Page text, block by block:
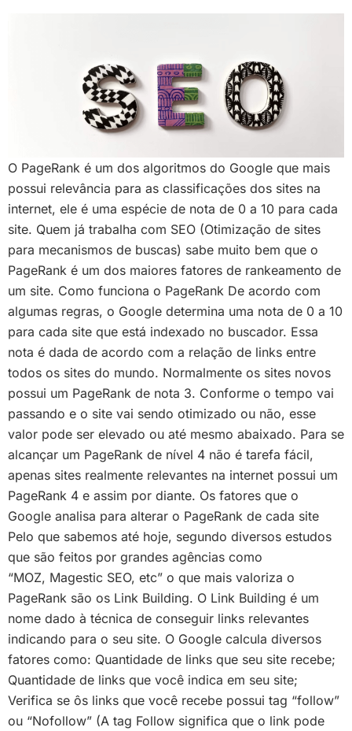
O PageRank é um dos algoritmos do Google que mais
possui relevância para as classificações dos sites na
internet, ele é uma espécie de nota de 0 a 10 para cada
site. Quem já trabalha com SEO (Otimização de sites
para mecanismos de buscas) sabe muito bem que o
PageRank é um dos maiores fatores de rankeamento de
um site. Como funciona o PageRank De acordo com
algumas regras, o Google determina uma nota de 0 a 10
para cada site que está indexado no buscador. Essa
nota é dada de acordo com a relação de links entre
todos os sites do mundo. Normalmente os sites novos
possui um PageRank de nota 3. Conforme o tempo vai
passando e o site vai sendo otimizado ou não, esse
valor pode ser elevado ou até mesmo abaixado. Para se
alcançar um PageRank de nível 4 não é tarefa fácil,
apenas sites realmente relevantes na internet possui um
PageRank 4 e assim por diante. Os fatores que o
Google analisa para alterar o PageRank de cada site
Pelo que sabemos até hoje, segundo diversos estudos
que são feitos por grandes agências como
“MOZ, Magestic SEO, etc” o que mais valoriza o
PageRank são os Link Building. O Link Building é um
nome dado à técnica de conseguir links relevantes
indicando para o seu site. O Google calcula diversos
fatores como: Quantidade de links que seu site recebe;
Quantidade de links que você indica em seu site;
Verifica se ôs links que você recebe possui tag “follow”
ou “Nofollow” (A tag Follow significa que o link pode